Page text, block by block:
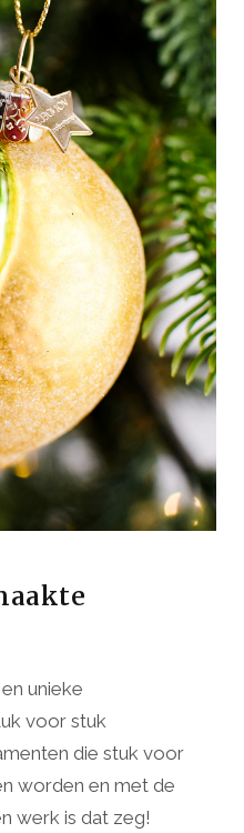
unieke
voor stuk
die stuk voor
worden en met de
werk is dat zeg!